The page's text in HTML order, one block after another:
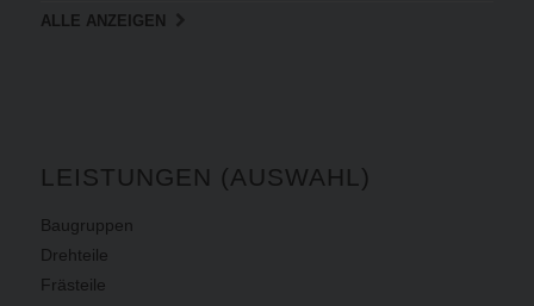
ALLE ANZEIGEN
LEISTUNGEN (AUSWAHL)
Baugruppen
Drehteile
Frästeile